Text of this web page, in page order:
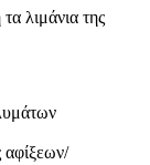
λιμάνια της
αφίξεων/